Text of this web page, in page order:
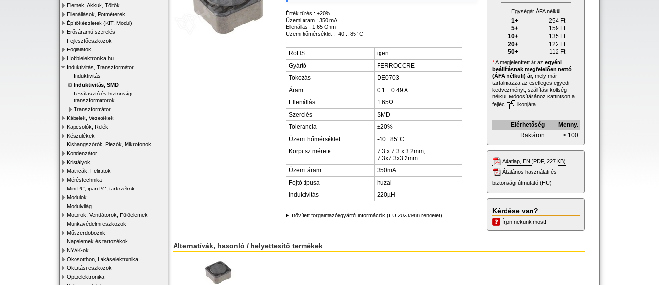
Elemek, Akkuk, Töltők
Ellenállások, Potméterek
Építőkészletek (KIT, Modul)
Erősáramú szerelés
Fejlesztőeszközök
Foglalatok
Hobbielektronika.hu
Induktivitás, Transzformátor
Induktivitás
Induktivitás, SMD
Leválasztó és biztonsági
transzformátorok
Transzformátor
Kábelek, Vezetékek
Kapcsolók, Relék
Készülékek
Kishangszórók, Piezók, Mikrofonok
Kondenzátor
Kristályok
Matricák, Feliratok
Méréstechnika
Mini PC, ipari PC, tartozékok
Modulok
Modulvilág
Motorok, Ventilátorok, Fűtőelemek
Munkavédelmi eszközök
Műszerdobozok
Napelemek és tartozékok
NYÁK-ok
Okosotthon, Lakáselektronika
Oktatási eszközök
Optoelektronika
Érték tűrés : ±20%
Üzemi áram : 350 mA
Ellenállás : 1,65 Ohm
Üzemi hőmérséklet : -40 .. 85 °C
RoHS
igen
Gyártó
FERROCORE
Tokozás
DE0703
Áram
0.1 .. 0.49 A
Ellenállás
1.65Ω
Szerelés
SMD
Tolerancia
±20%
Üzemi hőmérséklet
-40...85°C
Korpusz mérete
7.3 x 7.3 x 3.2mm,
7.3x7.3x3.2mm
Üzemi áram
350mA
Fojtó típusa
huzal
Induktivitás
220µH
Bővített forgalmazói/gyártói információk (EU 2023/988 rendelet)
Egységár ÁFA nélkül
1+ 254 Ft
5+
159 Ft
10+
135 Ft
20+
122 Ft
50+
112 Ft
*A megjelenített ár az egyéni
beállításnak megfelelően nettó
(ÁFA nélküli) ár, mely már
tartalmazza az esetleges egyedi
kedvezményt, szállítási költség
nélkül. Módosításához kattintson a
fejléc
ikonjára.
Elérhetőség
Menny.
Raktáron
> 100
Adatlap, EN (PDF, 227 KB)
Általános használati és
biztonsági útmutató (HU)
Kérdése van?
Írjon nekünk most!
Alternatívák, hasonló / helyettesítő termékek